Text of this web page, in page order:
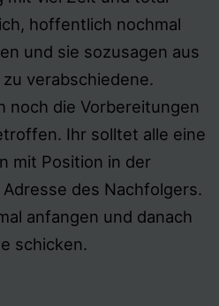
hoffentlich nochmal
und sie sozusagen aus
verabschiedene.
noch die Vorbereitungen
Ihr solltet alle eine
mit Position in der
des Nachfolgers.
anfangen und danach
schicken.